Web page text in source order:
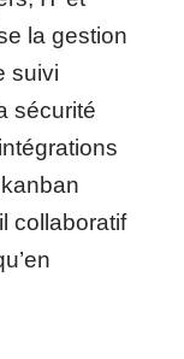
la gestion
suivi
sécurité
collaboratif